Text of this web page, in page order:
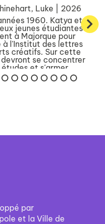
Luke | 2026
1960. Katya et
jeunes étudiantes
à Majorque pour
à l'Institut des lettres
créatifs. Sur cette
se concentrer
études et s'armer
déba...
par
et la Ville de